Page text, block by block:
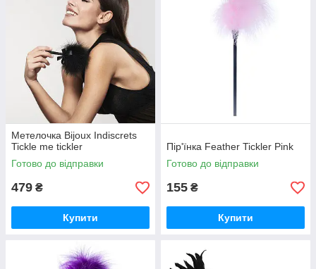
Метелочка Bijoux Indiscrets
Tickle me tickler
Готово до відправки
479 ₴
Купити
Пір'їнка Feather Tickler Pink
Готово до відправки
155 ₴
Купити